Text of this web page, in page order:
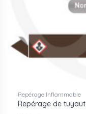
Repérage Inflammable
Repérage de